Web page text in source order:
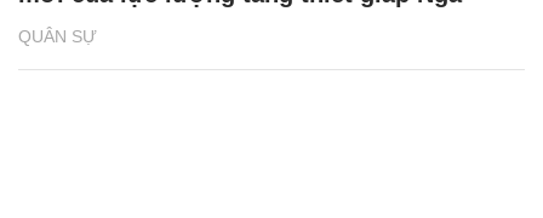
QUÂN SỰ